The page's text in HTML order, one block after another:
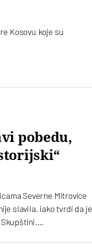
Kosovu koje su
pobedu,
Severne Mitrovice
slavila, iako tvrdi da je
Skupštini.